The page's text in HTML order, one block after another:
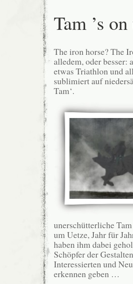
Tam ’s
The iron horse? The
alledem, oder besser:
etwas Triathlon und
sublimiert auf
Tam‘.
unerschütterliche
um Uetze, Jahr für
haben ihm dabei
Schöpfer der
Interessierten und
erkennen geben …